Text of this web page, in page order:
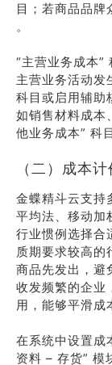
目；若商品品牌
。
“主营业务成本”
主营业务活动发
科目或启用辅助
如销售材料成本
他业务成本” 科
（二）成本
金蝶精斗云支持
平均法、移动加
行业惯例选择合
质期要求较高的
商品先发出，避
收发频繁的企业
用，能够平滑成
在系统中设置成
资料 – 存货” 模